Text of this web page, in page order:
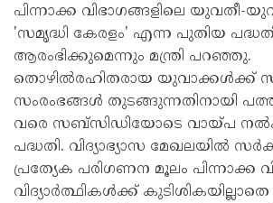
പിന്നാക്ക വിഭാഗങ്ങളിലെ യുവതീ-
'സമൃദ്ധി കേരളം' എന്ന പുതിയ
ആരംഭിക്കുമെന്നും മന്ത്രി പറഞ്ഞു.
തൊഴിൽരഹിതരായ യുവാക്കൾക്ക്
സംരംഭങ്ങൾ തുടങ്ങുന്നതിനായി
വരെ സബ്‌സിഡിയോടെ വായ്പ
പദ്ധതി. വിദ്യാഭ്യാസ മേഖലയിൽ
പ്രത്യേക പരിഗണന മൂലം പിന്നാക്ക
വിദ്യാർത്ഥികൾക്ക്